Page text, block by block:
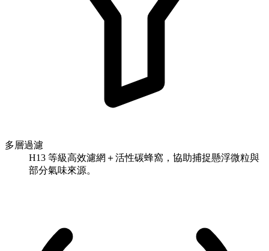
多層過濾
H13 等級高效濾網＋活性碳蜂窩，協助捕捉懸浮微粒與
部分氣味來源。